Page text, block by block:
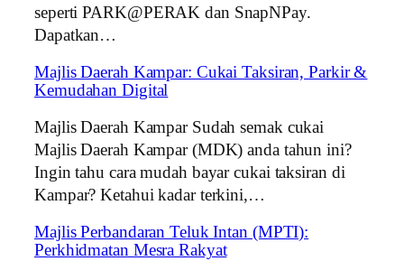
seperti PARK@PERAK dan SnapNPay.
Dapatkan…
Majlis Daerah Kampar: Cukai Taksiran, Parkir &
Kemudahan Digital
Majlis Daerah Kampar Sudah semak cukai
Majlis Daerah Kampar (MDK) anda tahun ini?
Ingin tahu cara mudah bayar cukai taksiran di
Kampar? Ketahui kadar terkini,…
Majlis Perbandaran Teluk Intan (MPTI):
Perkhidmatan Mesra Rakyat